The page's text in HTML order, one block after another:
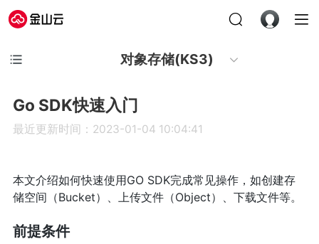
对象存储(KS3)
Go SDK快速入门
最近更新时间：2023-01-04 10:04:41
本文介绍如何快速使用GO SDK完成常见操作，如创建存
储空间（Bucket）、上传文件（Object）、下载文件等。
前提条件